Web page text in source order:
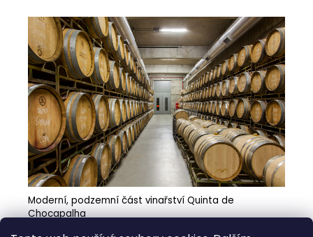
Moderní, podzemní část vinařství Quinta de
Chocapalha